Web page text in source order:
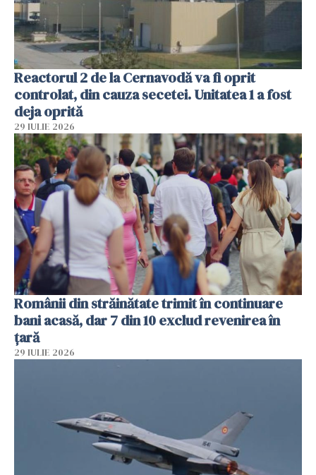
Reactorul 2 de la Cernavodă va fi oprit
controlat, din cauza secetei. Unitatea 1 a fost
deja oprită
29 IULIE 2026
Românii din străinătate trimit în continuare
bani acasă, dar 7 din 10 exclud revenirea în
țară
29 IULIE 2026